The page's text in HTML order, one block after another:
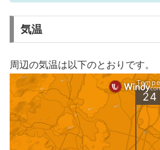
気温
周辺の気温は以下のとおりです。